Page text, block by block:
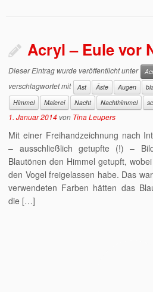
Acryl – Eule vor
Dieser Eintrag wurde veröffentlicht unter
verschlagwortet mit
Ast Äste Augen
Himmel
Malerei Nacht Nachthimmel
1. Januar 2014 von Tina Leupers
Mit einer Freihandzeichnung nach
– ausschließlich getupfte (!) –
Blautönen den Himmel getupft,
den Vogel freigelassen habe. Das
verwendeten Farben hätten das
die […]